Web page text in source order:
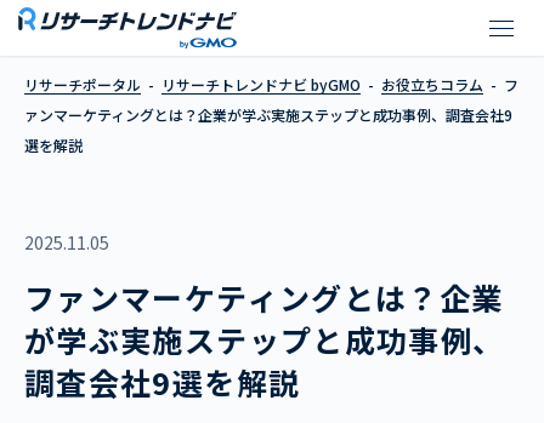
ファンマーケティングとは？企
リサーチポータル リサーチトレンドナビ byGMO お役立ちコラム
フ
ァンマーケティングとは？企業が学ぶ実施ステップと成功事例、調査会社9
選を解説
2025.11.05
ファンマーケティングとは？企業
が学ぶ実施ステップと成功事例、
調査会社9選を解説